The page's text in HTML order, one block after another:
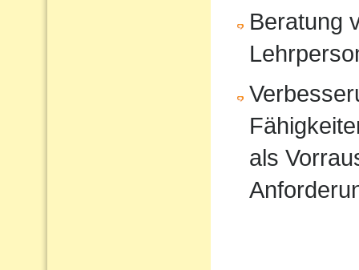
Beratung
als